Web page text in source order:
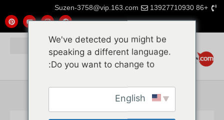
+86 13927710930
Suzen-3758@vip.163.com
We've detected you might be
speaking a different language.
Do you want to change to: